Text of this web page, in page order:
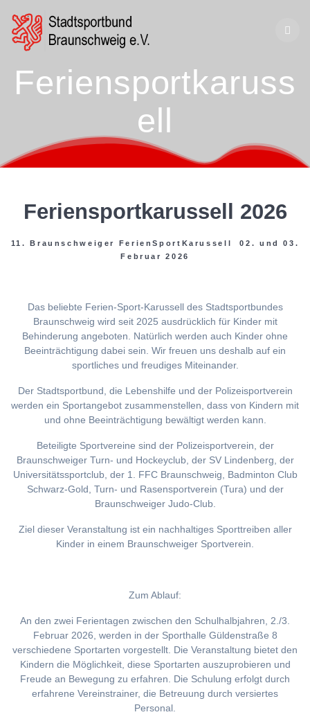
Feriensportkaruss
ell
Feriensportkarussell 2026
11. Braunschweiger FerienSportKarussell 02. und 03.
Februar 2026
Das beliebte Ferien-Sport-Karussell des Stadtsportbundes
Braunschweig wird seit 2025 ausdrücklich für Kinder mit
Behinderung angeboten. Natürlich werden auch Kinder ohne
Beeinträchtigung dabei sein. Wir freuen uns deshalb auf ein
sportliches und freudiges Miteinander.
Der Stadtsportbund, die Lebenshilfe und der Polizeisportverein
werden ein Sportangebot zusammenstellen, dass von Kindern mit
und ohne Beeinträchtigung bewältigt werden kann.
Beteiligte Sportvereine sind der Polizeisportverein, der
Braunschweiger Turn- und Hockeyclub, der SV Lindenberg, der
Universitätssportclub, der 1. FFC Braunschweig, Badminton Club
Schwarz-Gold, Turn- und Rasensportverein (Tura) und der
Braunschweiger Judo-Club.
Ziel dieser Veranstaltung ist ein nachhaltiges Sporttreiben aller
Kinder in einem Braunschweiger Sportverein.
Zum Ablauf:
An den zwei Ferientagen zwischen den Schulhalbjahren, 2./3.
Februar 2026, werden in der Sporthalle Güldenstraße 8
verschiedene Sportarten vorgestellt. Die Veranstaltung bietet den
Kindern die Möglichkeit, diese Sportarten auszuprobieren und
Freude an Bewegung zu erfahren. Die Schulung erfolgt durch
erfahrene Vereinstrainer, die Betreuung durch versiertes
Personal.